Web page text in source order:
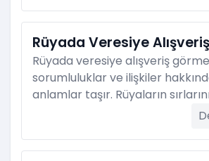
Rüyada Veresiye Alışveriş
Rüyada veresiye alışveriş
sorumluluklar ve ilişkiler
anlamlar taşır. Rüyaların